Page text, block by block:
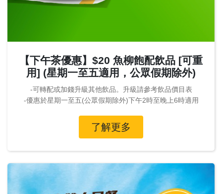
【下午茶優惠】$20 魚柳飽配飲品 [可重
用] (星期一至五適用，公眾假期除外)
-可轉配或加錢升級其他飲品。升級請參考飲品價目表
-優惠於星期一至五(公眾假期除外)下午2時至晚上6時適用
了解更多